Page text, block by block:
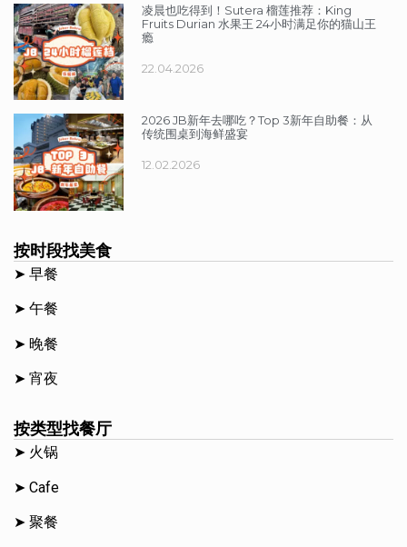
凌晨也吃得到！Sutera 榴莲推荐：King
Fruits Durian 水果王 24小时满足你的猫山王
瘾
22.04.2026
2026 JB新年去哪吃？Top 3新年自助餐：从
传统围桌到海鲜盛宴
12.02.2026
按时段找美食
➤ 早餐
➤ 午餐
➤ 晚餐
➤ 宵夜
按类型找餐厅
➤ 火锅
➤ Cafe
➤ 聚餐